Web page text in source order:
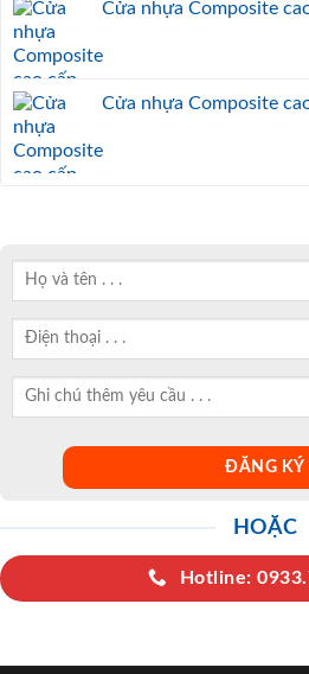
Cửa nhựa Composite
Cửa nhựa Composite
HOẶC
Hotline: